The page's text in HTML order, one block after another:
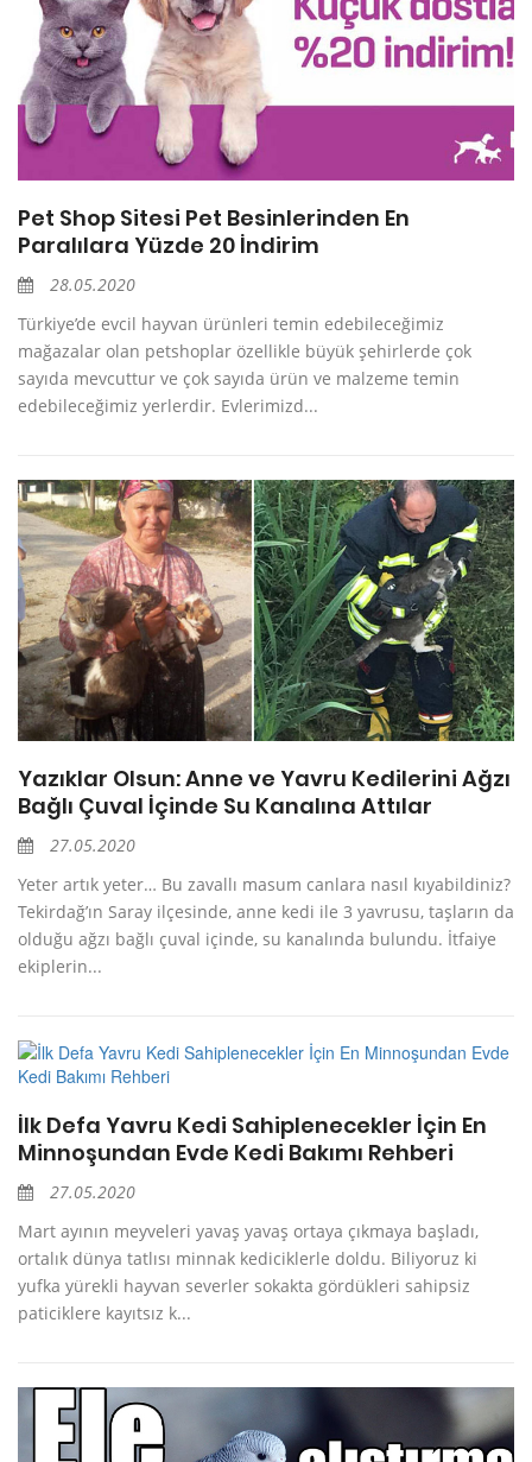
Pet Shop Sitesi Pet Besinlerinden En
Paralılara Yüzde 20 İndirim
28.05.2020
Türkiye’de evcil hayvan ürünleri temin edebileceğimiz
mağazalar olan petshoplar özellikle büyük şehirlerde çok
sayıda mevcuttur ve çok sayıda ürün ve malzeme temin
edebileceğimiz yerlerdir. Evlerimizd...
Yazıklar Olsun: Anne ve Yavru Kedilerini Ağzı
Bağlı Çuval İçinde Su Kanalına Attılar
27.05.2020
Yeter artık yeter… Bu zavallı masum canlara nasıl kıyabildiniz?
Tekirdağ’ın Saray ilçesinde, anne kedi ile 3 yavrusu, taşların da
olduğu ağzı bağlı çuval içinde, su kanalında bulundu. İtfaiye
ekiplerin...
İlk Defa Yavru Kedi Sahiplenecekler İçin En
Minnoşundan Evde Kedi Bakımı Rehberi
27.05.2020
Mart ayının meyveleri yavaş yavaş ortaya çıkmaya başladı,
ortalık dünya tatlısı minnak kediciklerle doldu. Biliyoruz ki
yufka yürekli hayvan severler sokakta gördükleri sahipsiz
paticiklere kayıtsız k...